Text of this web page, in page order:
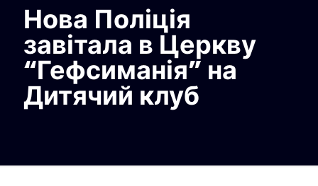
Нова Поліція
завітала в Церкву
“Гефсиманія” на
Дитячий клуб